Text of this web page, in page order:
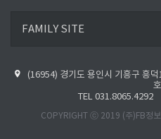
FAMILY SITE
디바넷 바로가기
디바넷 블로그 바로가기
네이버 카페 바로가기
(16954) 경기도 용인시 기흥구 흥
호
TEL
COPYRIGHT ⓒ 2019 (주)FB정보